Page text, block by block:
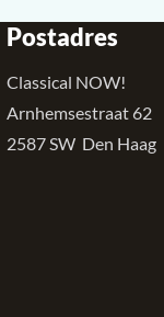
Postadres
Classical NOW!
Arnhemsestraat 62
2587 SW Den Haag